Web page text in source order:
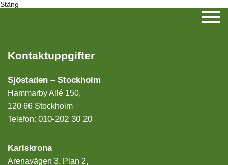
Stäng
Kontaktuppgifter
Sjöstaden – Stockholm
Hammarby Allé 150,
120 66 Stockholm
Telefon: 010-202 30 20
Karlskrona
Arenavägen 3, Plan 2,